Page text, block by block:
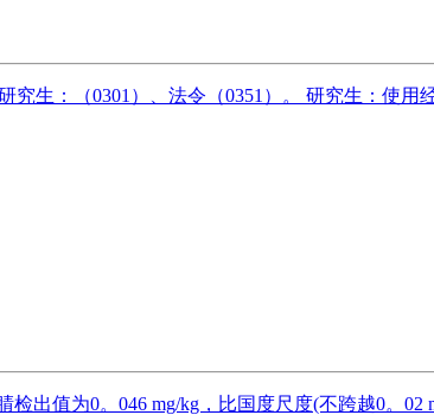
生：（0301）、法令（0351）。 研究生：使用
出值为0。046 mg/kg，比国度尺度(不跨越0。02